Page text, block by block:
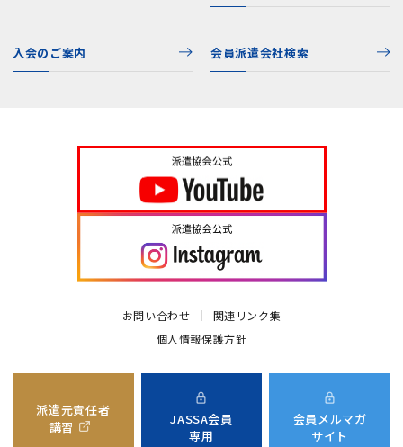
入会のご案内 会員派遣会社検索
お問い合わせ
関連リンク集
個人情報保護方針
派遣元責任者
講習
JASSA会員
専用
会員メルマガ
サイト